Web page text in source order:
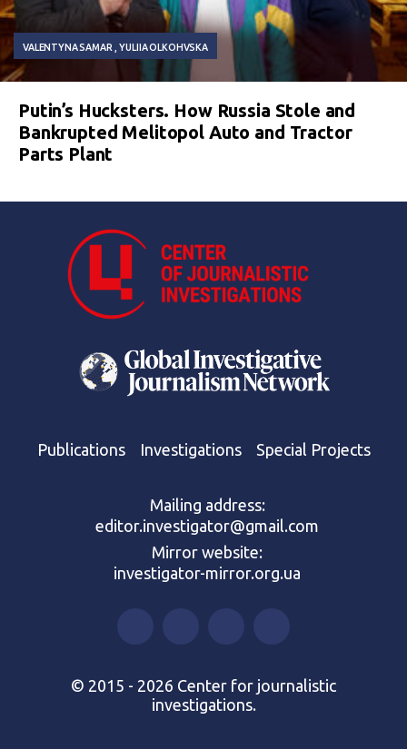
VALENTYNA SAMAR YULIIA OLKOHVSKA
Putin’s Hucksters. How Russia Stole and
Bankrupted Melitopol Auto and Tractor
Parts Plant
Publications Investigations Special Projects
Mailing address:
editor.investigator@gmail.com
Mirror website:
investigator-mirror.org.ua
© 2015 - 2026 Center for journalistic
investigations.